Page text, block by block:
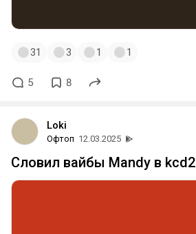
31 3 1 1
5 8
Loki
Офтоп 12.03.2025
Словил вайбы Mandy в kcd2